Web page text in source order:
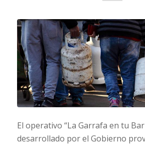
El operativo “La Garrafa en tu
desarrollado por el Gobierno